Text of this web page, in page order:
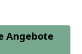
Angebote